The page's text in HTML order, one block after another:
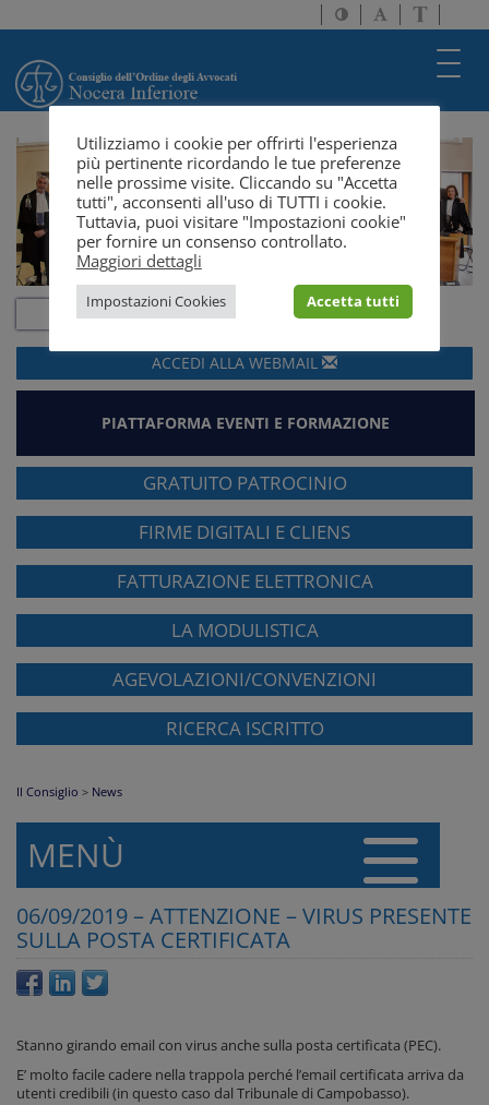
Attiva/disattiva
alto
Attiva/
dimensione
a
solo
ACCEDI ALLA WEBMAIL
PIATTAFORMA EVENTI E FORMAZIONE
GRATUITO PATROCINIO
FIRME DIGITALI E CLIENS
FATTURAZIONE ELETTRONICA
LA MODULISTICA
AGEVOLAZIONI/CONVENZIONI
RICERCA ISCRITTO
Il Consiglio > News
MENÙ
06/09/2019 – ATTENZIONE – VIRUS PRESENTE
SULLA POSTA CERTIFICATA
Stanno girando email con virus anche sulla posta certificata (PEC).
E’ molto facile cadere nella trappola perché l’email certificata arriva da
utenti credibili (in questo caso dal Tribunale di Campobasso).
Utilizziamo i cookie per offrirti l'esperienza
più pertinente ricordando le tue preferenze
nelle prossime visite. Cliccando su "Accetta
tutti", acconsenti all'uso di TUTTI i cookie.
Tuttavia, puoi visitare "Impostazioni cookie"
per fornire un consenso controllato.
Maggiori dettagli
Impostazioni Cookies Accetta tutti